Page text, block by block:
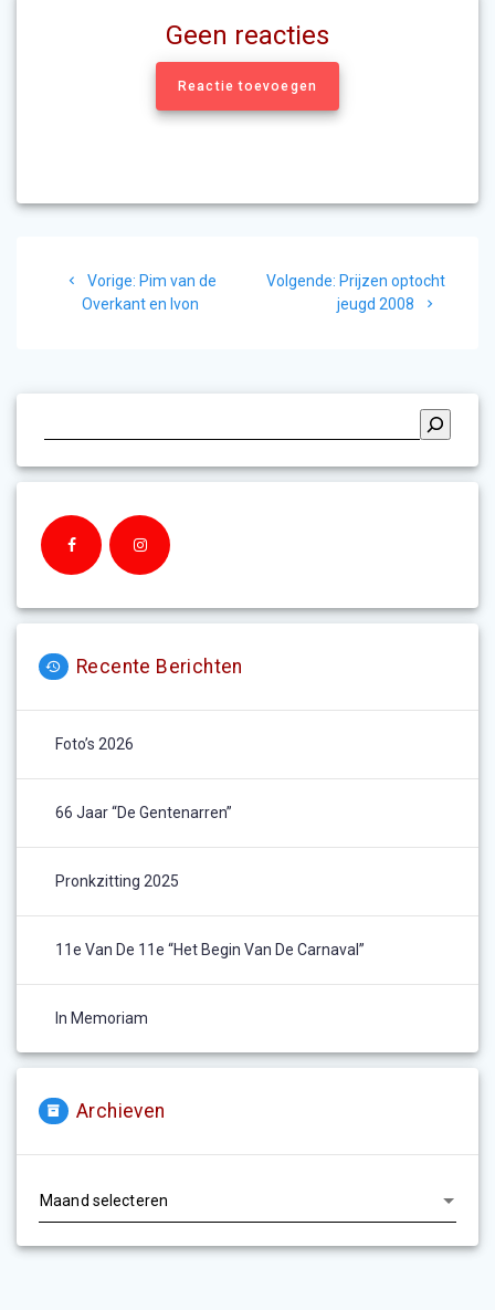
Geen reacties
Reactie toevoegen
navigatie
Vorige: Vorig
bericht:
Pim van de
Overkant en Ivon
Volgende: Volgend
bericht:
Prijzen optocht
jeugd 2008
Recente Berichten
Foto’s 2026
66 Jaar “De Gentenarren”
Pronkzitting 2025
11e Van De 11e “het Begin Van De Carnaval”
In Memoriam
Archieven